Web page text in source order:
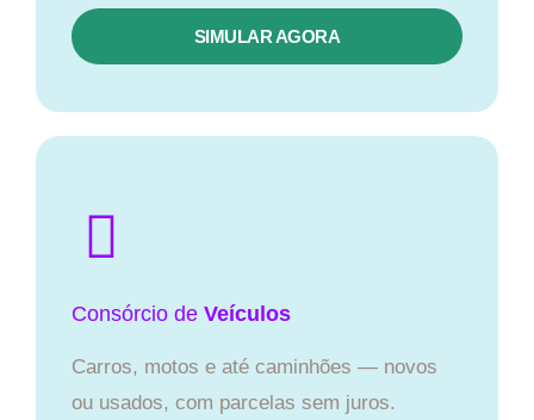
SIMULAR AGORA​
Consórcio de Veículos
Carros, motos e até caminhões — novos
ou usados, com parcelas sem juros.